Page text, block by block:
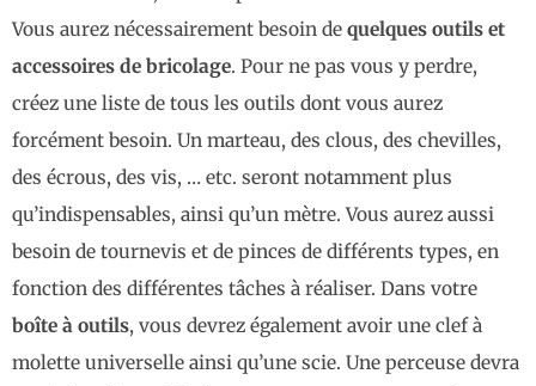
Vous aurez nécessairement besoin de quelques outils et
accessoires de bricolage. Pour ne pas vous y perdre,
créez une liste de tous les outils dont vous aurez
forcément besoin. Un marteau, des clous, des chevilles,
des écrous, des vis, … etc. seront notamment plus
qu’indispensables, ainsi qu’un mètre. Vous aurez aussi
besoin de tournevis et de pinces de différents types, en
fonction des différentes tâches à réaliser. Dans votre
boîte à outils, vous devrez également avoir une clef à
molette universelle ainsi qu’une scie. Une perceuse devra